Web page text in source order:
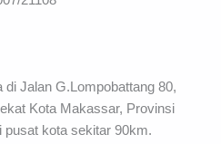
di Jalan G.Lompobattang 80,
Kota Makassar, Provinsi
pusat kota sekitar 90km.